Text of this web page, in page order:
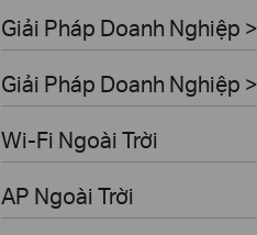
Giải Pháp Doanh Nghiệp
Giải Pháp Doanh Nghiệp
Wi-Fi Ngoài Trời
AP Ngoài Trời